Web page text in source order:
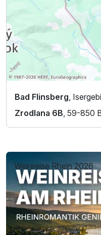
Bad Flinsberg,
Zrodlana 6B, 59-850
Weinreise Rhein 2026